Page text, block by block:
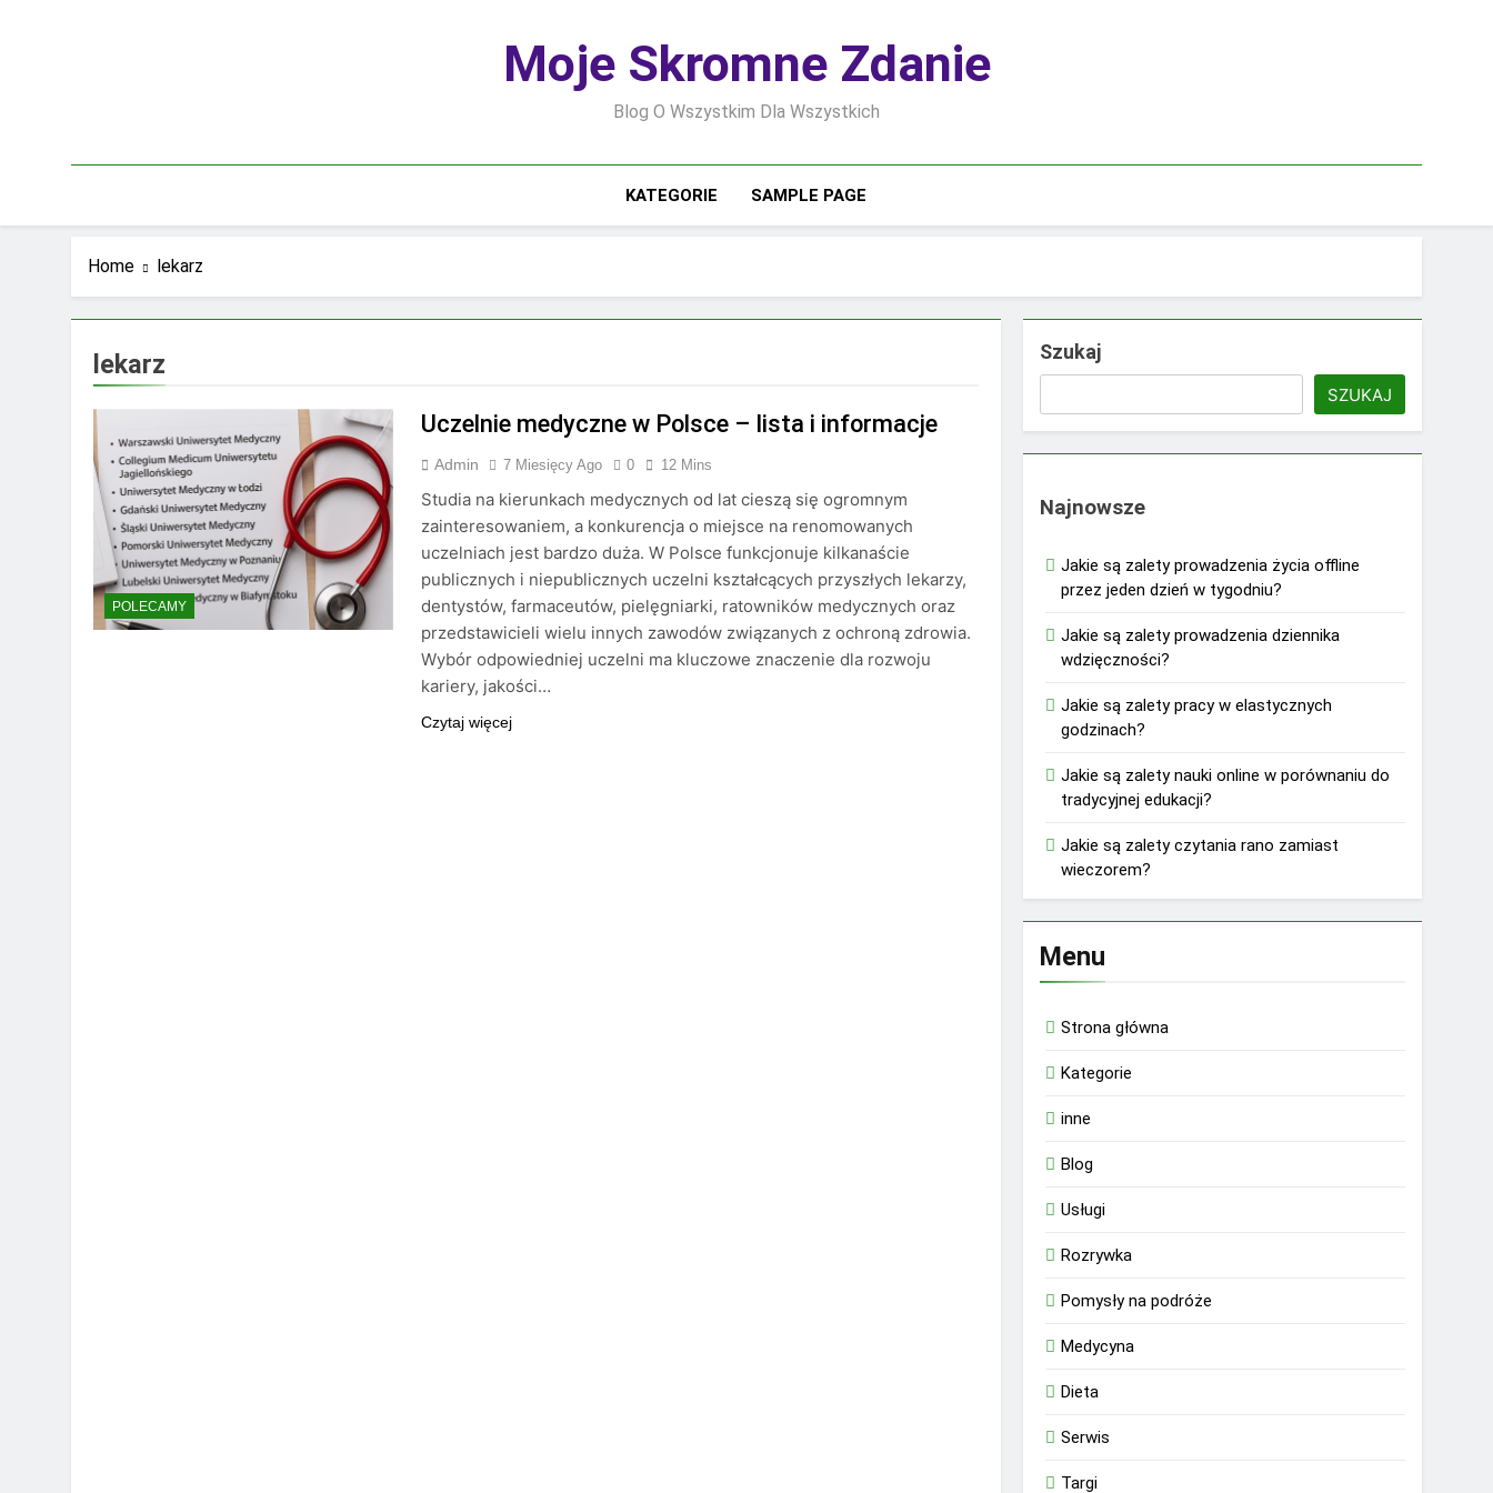
Moje Skromne Zdanie
Blog O Wszystkim Dla Wszystkich
KATEGORIE SAMPLE PAGE
Home lekarz
lekarz
POLECAMY
Uczelnie medyczne w Polsce – lista i informacje
Admin 7 Miesięcy Ago 0 12 Mins
Studia na kierunkach medycznych od lat cieszą się ogromnym
zainteresowaniem, a konkurencja o miejsce na renomowanych
uczelniach jest bardzo duża. W Polsce funkcjonuje kilkanaście
publicznych i niepublicznych uczelni kształcących przyszłych lekarzy,
dentystów, farmaceutów, pielęgniarki, ratowników medycznych oraz
przedstawicieli wielu innych zawodów związanych z ochroną zdrowia.
Wybór odpowiedniej uczelni ma kluczowe znaczenie dla rozwoju
kariery, jakości…
Czytaj więcej
Szukaj
SZUKAJ
Najnowsze
Jakie są zalety prowadzenia życia offline
przez jeden dzień w tygodniu?
Jakie są zalety prowadzenia dziennika
wdzięczności?
Jakie są zalety pracy w elastycznych
godzinach?
Jakie są zalety nauki online w porównaniu do
tradycyjnej edukacji?
Jakie są zalety czytania rano zamiast
wieczorem?
Menu
Strona główna
Kategorie
inne
Blog
Usługi
Rozrywka
Pomysły na podróże
Medycyna
Dieta
Serwis
Targi